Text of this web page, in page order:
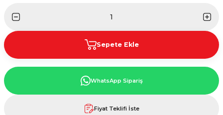
Sepete Ekle
WhatsApp Sipariş
Fiyat Teklifi İste